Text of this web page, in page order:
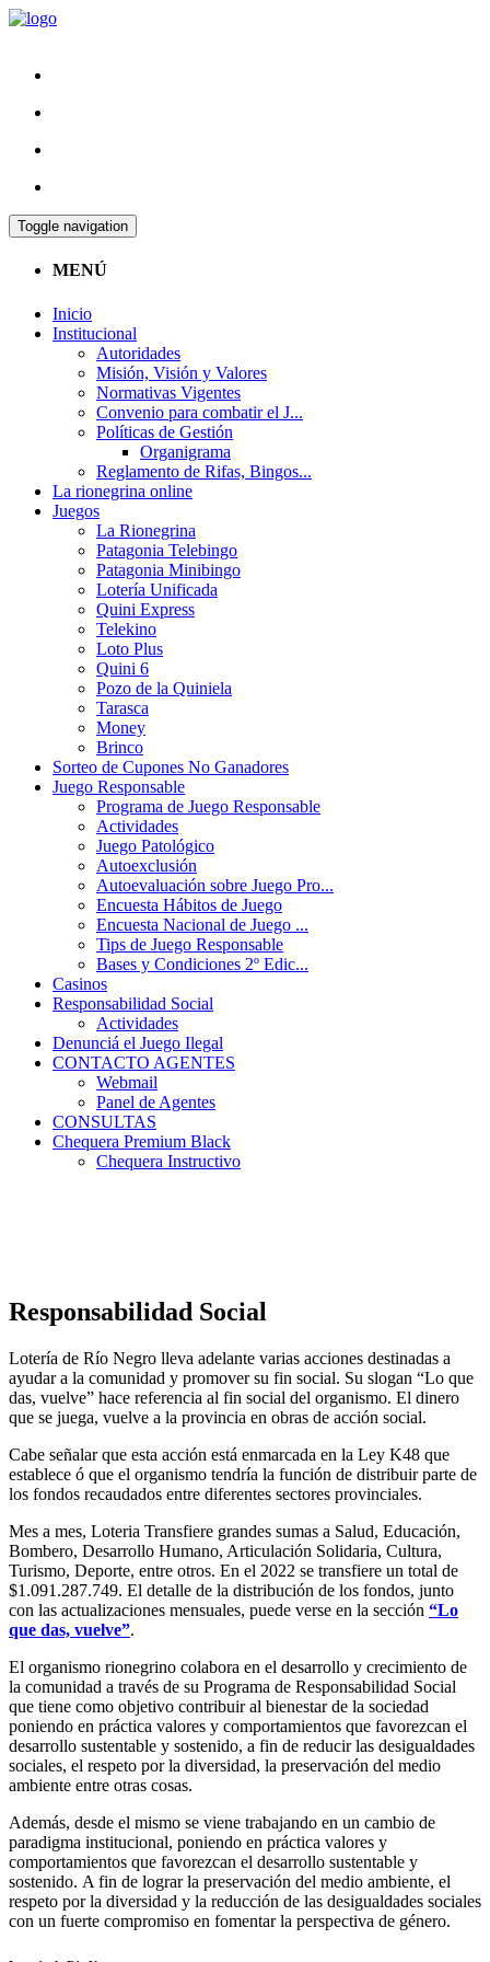
Toggle navigation
MENÚ
Inicio
Institucional
Autoridades
Misión, Visión y Valores
Normativas Vigentes
Convenio para combatir el J...
Políticas de Gestión
Organigrama
Reglamento de Rifas, Bingos...
La rionegrina online
Juegos
La Rionegrina
Patagonia Telebingo
Patagonia Minibingo
Lotería Unificada
Quini Express
Telekino
Loto Plus
Quini 6
Pozo de la Quiniela
Tarasca
Money
Brinco
Sorteo de Cupones No Ganadores
Juego Responsable
Programa de Juego Responsable
Actividades
Juego Patológico
Autoexclusión
Autoevaluación sobre Juego Pro...
Encuesta Hábitos de Juego
Encuesta Nacional de Juego ...
Tips de Juego Responsable
Bases y Condiciones 2º Edic...
Casinos
Responsabilidad Social
Actividades
Denunciá el Juego Ilegal
CONTACTO AGENTES
Webmail
Panel de Agentes
CONSULTAS
Chequera Premium Black
Chequera Instructivo
Responsabilidad Social
Lotería de Río Negro lleva adelante varias acciones destinadas a
ayudar a la comunidad y promover su fin social. Su slogan “Lo que
das, vuelve” hace referencia al fin social del organismo. El dinero
que se juega, vuelve a la provincia en obras de acción social.
Cabe señalar que esta acción está enmarcada en la Ley K48 que
establece ó que el organismo tendría la función de distribuir parte de
los fondos recaudados entre diferentes sectores provinciales.
Mes a mes, Loteria Transfiere grandes sumas a Salud, Educación,
Bombero, Desarrollo Humano, Articulación Solidaria, Cultura,
Turismo, Deporte, entre otros. En el 2022 se transfiere un total de
$1.091.287.749. El detalle de la distribución de los fondos, junto
con las actualizaciones mensuales, puede verse en la sección “Lo
que das, vuelve”.
El organismo rionegrino colabora en el desarrollo y crecimiento de
la comunidad a través de su Programa de Responsabilidad Social
que tiene como objetivo contribuir al bienestar de la sociedad
poniendo en práctica valores y comportamientos que favorezcan el
desarrollo sustentable y sostenido, a fin de reducir las desigualdades
sociales, el respeto por la diversidad, la preservación del medio
ambiente entre otras cosas.
Además, desde el mismo se viene trabajando en un cambio de
paradigma institucional, poniendo en práctica valores y
comportamientos que favorezcan el desarrollo sustentable y
sostenido. A fin de lograr la preservación del medio ambiente, el
respeto por la diversidad y la reducción de las desigualdades sociales
con un fuerte compromiso en fomentar la perspectiva de género.